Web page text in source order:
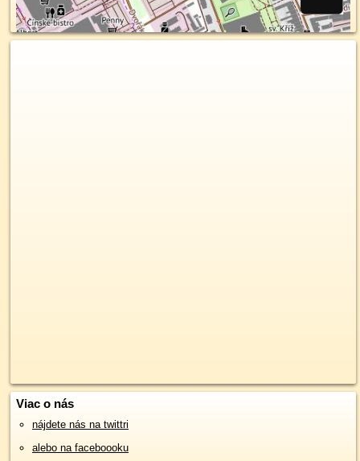
Viac o nás
nájdete nás na twittri
alebo na faceboooku